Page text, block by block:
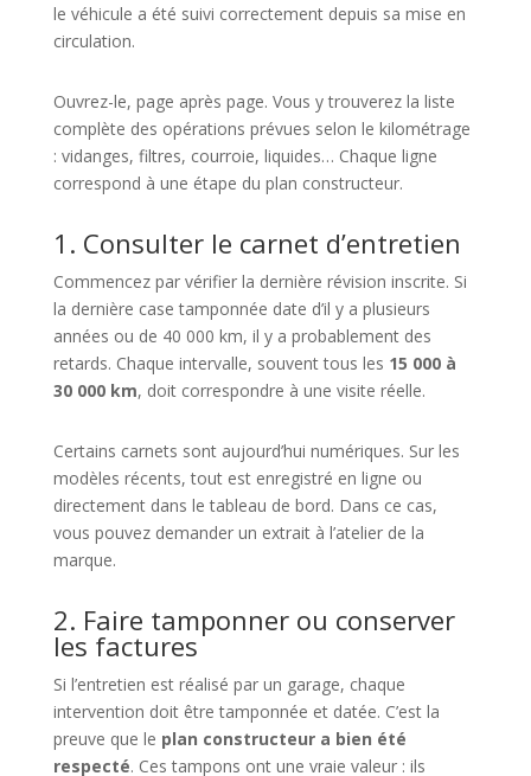
le véhicule a été suivi correctement depuis sa mise en
circulation.
Ouvrez-le, page après page. Vous y trouverez la liste
complète des opérations prévues selon le kilométrage
: vidanges, filtres, courroie, liquides… Chaque ligne
correspond à une étape du plan constructeur.
1. Consulter le carnet d’entretien
Commencez par vérifier la dernière révision inscrite. Si
la dernière case tamponnée date d’il y a plusieurs
années ou de 40 000 km, il y a probablement des
retards. Chaque intervalle, souvent tous les 15 000 à
30 000 km, doit correspondre à une visite réelle.
Certains carnets sont aujourd’hui numériques. Sur les
modèles récents, tout est enregistré en ligne ou
directement dans le tableau de bord. Dans ce cas,
vous pouvez demander un extrait à l’atelier de la
marque.
2. Faire tamponner ou conserver
les factures
Si l’entretien est réalisé par un garage, chaque
intervention doit être tamponnée et datée. C’est la
preuve que le plan constructeur a bien été
respecté. Ces tampons ont une vraie valeur : ils